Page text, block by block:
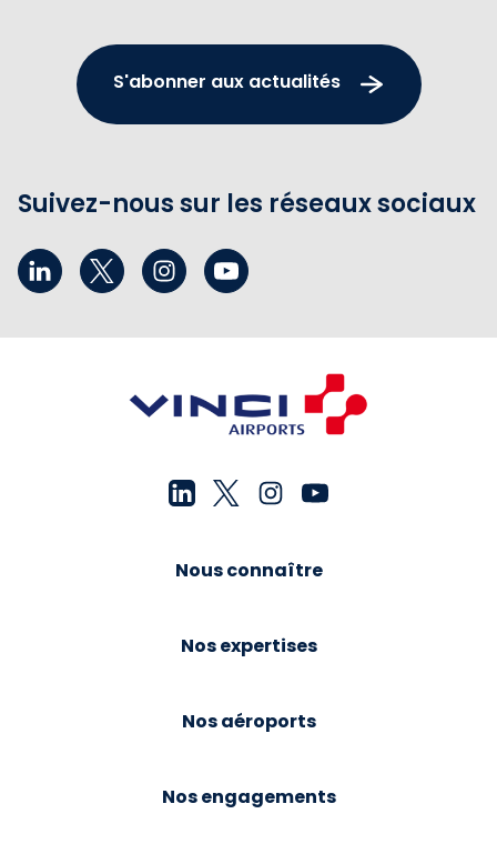
S'abonner aux actualités
Suivez-nous sur les réseaux sociaux
Nous connaître
Nos expertises
Nos aéroports
Nos engagements